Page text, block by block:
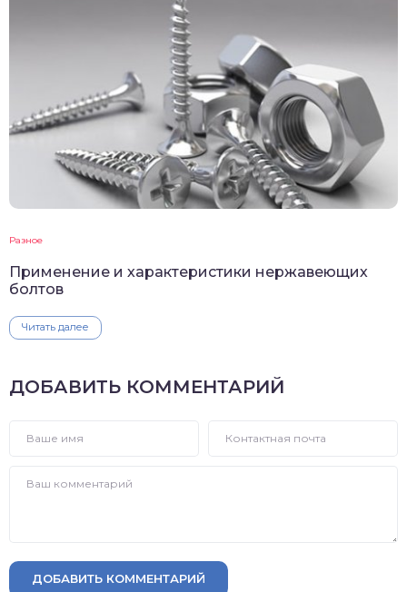
Разное
Применение и характеристики нержавеющих
болтов
Читать далее
ДОБАВИТЬ КОММЕНТАРИЙ
ДОБАВИТЬ КОММЕНТАРИЙ